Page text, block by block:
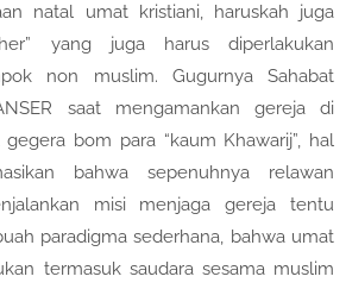
natal umat kristiani, haruskah juga
yang juga harus diperlakukan
non muslim. Gugurnya Sahabat
saat mengamankan gereja di
bom para “kaum Khawarij”, hal
bahwa sepenuhnya relawan
misi menjaga gereja tentu
paradigma sederhana, bahwa umat
termasuk saudara sesama muslim